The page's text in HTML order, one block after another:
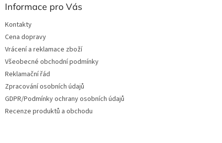
Informace pro Vás
Kontakty
Cena dopravy
Vrácení a reklamace zboží
Všeobecné obchodní podmínky
Reklamační řád
Zpracování osobních údajů
GDPR/Podmínky ochrany osobních údajů
Recenze produktů a obchodu